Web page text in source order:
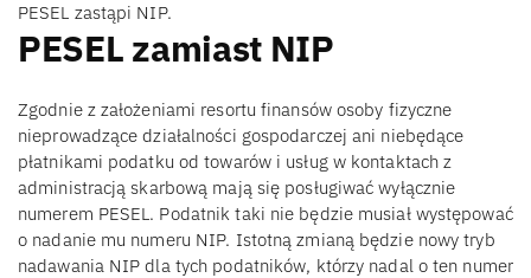
PESEL zastąpi NIP.
PESEL zamiast NIP
Zgodnie z założeniami resortu finansów osoby fizyczne
nieprowadzące działalności gospodarczej ani niebędące
płatnikami podatku od towarów i usług w kontaktach z
administracją skarbową mają się posługiwać wyłącznie
numerem PESEL. Podatnik taki nie będzie musiał występować
o nadanie mu numeru NIP. Istotną zmianą będzie nowy tryb
nadawania NIP dla tych podatników, którzy nadal o ten numer